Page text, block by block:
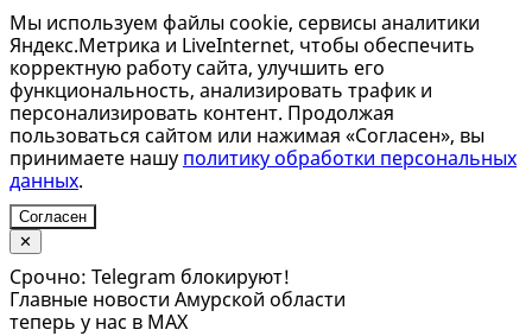
Мы используем файлы cookie, сервисы аналитики
Яндекс.Метрика и LiveInternet, чтобы обеспечить
корректную работу сайта, улучшить его
функциональность, анализировать трафик и
персонализировать контент. Продолжая
пользоваться сайтом или нажимая «Согласен», вы
принимаете нашу политику обработки персональных
данных.
Согласен
✕
Срочно: Telegram блокируют!
Главные новости Амурской области
теперь у нас в MAX